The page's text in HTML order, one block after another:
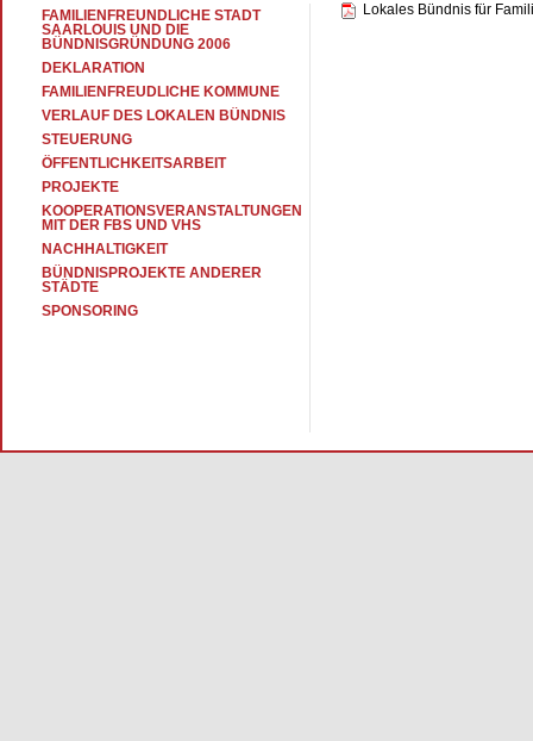
Lokales Bündnis für
FAMILIENFREUNDLICHE STADT
SAARLOUIS UND DIE
BÜNDNISGRÜNDUNG 2006
DEKLARATION
FAMILIENFREUDLICHE KOMMUNE
VERLAUF DES LOKALEN BÜNDNIS
STEUERUNG
ÖFFENTLICHKEITSARBEIT
PROJEKTE
KOOPERATIONSVERANSTALTUNGEN
MIT DER FBS UND VHS
NACHHALTIGKEIT
BÜNDNISPROJEKTE ANDERER
STÄDTE
SPONSORING